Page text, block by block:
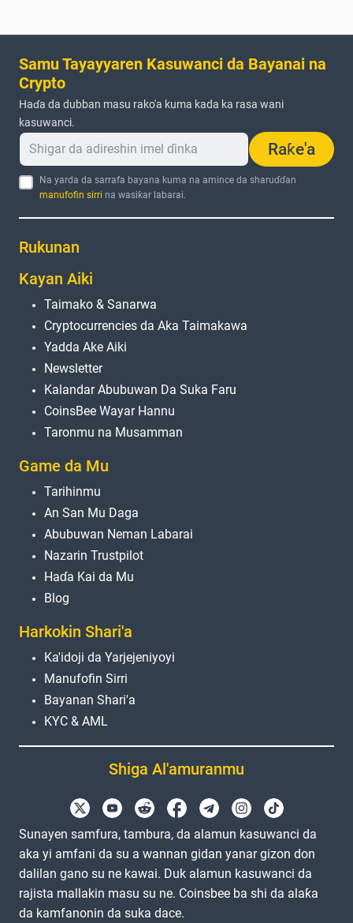
Samu Tayayyaren Kasuwanci da Bayanai na
Crypto
Haɗa da dubban masu rako'a kuma kada ka rasa wani
kasuwanci.
Raƙe'a
Na yarda da sarrafa bayana kuma na amince da sharuɗɗan
manufofin sirri na wasiƙar labarai.
Rukunan
Kayan Aiki
Taimako & Sanarwa
Cryptocurrencies da Aka Taimakawa
Yadda Ake Aiki
Newsletter
Kalandar Abubuwan Da Suka Faru
CoinsBee Wayar Hannu
Taronmu na Musamman
Game da Mu
Tarihinmu
An San Mu Daga
Abubuwan Neman Labarai
Nazarin Trustpilot
Haɗa Kai da Mu
Blog
Harkokin Shari'a
Ka'idoji da Yarjejeniyoyi
Manufofin Sirri
Bayanan Shari'a
KYC & AML
Shiga Al'amuranmu
Sunayen samfura, tambura, da alamun kasuwanci da
aka yi amfani da su a wannan gidan yanar gizon don
dalilan gano su ne kawai. Duk alamun kasuwanci da
rajista mallakin masu su ne. Coinsbee ba shi da alaƙa
da kamfanonin da suka dace.